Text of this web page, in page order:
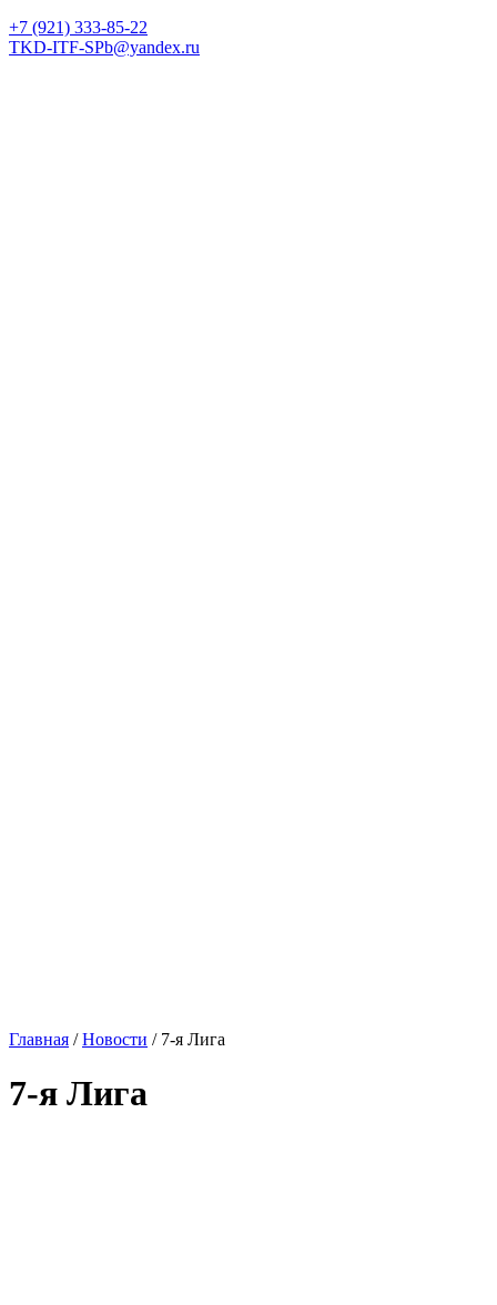
+7 (921) 333-85-22
TKD-ITF-SPb@yandex.ru
Главная /Новости / 7-я Лига
7-я Лига